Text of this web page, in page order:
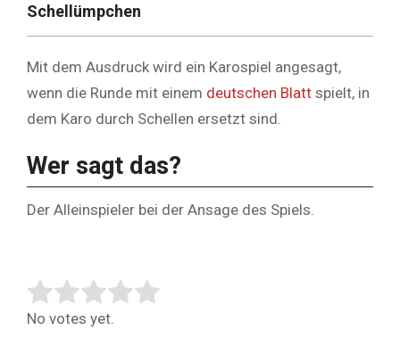
Schellümpchen
Mit dem Ausdruck wird ein Karospiel angesagt,
wenn die Runde mit einem deutschen Blatt spielt, in
dem Karo durch Schellen ersetzt sind.
Wer sagt das?
Der Alleinspieler bei der Ansage des Spiels.
Rate this item:
Submit Rating
No votes yet.